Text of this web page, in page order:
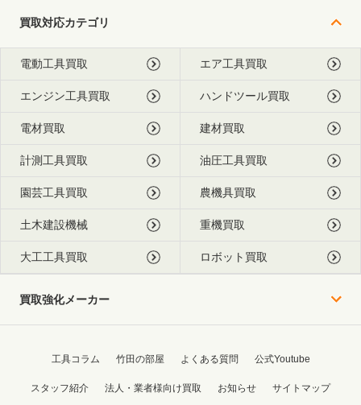
買取対応カテゴリ
電動工具買取 エア工具買取
エンジン工具買取 ハンドツール買取
電材買取 建材買取
計測工具買取 油圧工具買取
園芸工具買取 農機具買取
土木建設機械 重機買取
大工工具買取 ロボット買取
買取強化メーカー
工具コラム 竹田の部屋 よくある質問 公式Youtube
スタッフ紹介 法人・業者様向け買取 お知らせ サイトマップ